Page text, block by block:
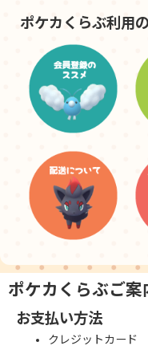
ポケカくらぶ利用
ポケカくらぶご案
お支払い方法
クレジットカード